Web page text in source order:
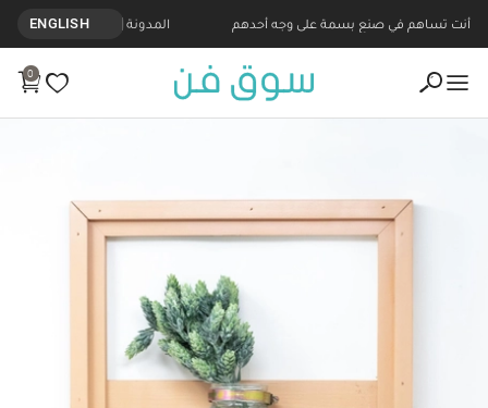
أنت تساهم في صنع بسمة على وجه أحدهم المدونة ENGLISH
0